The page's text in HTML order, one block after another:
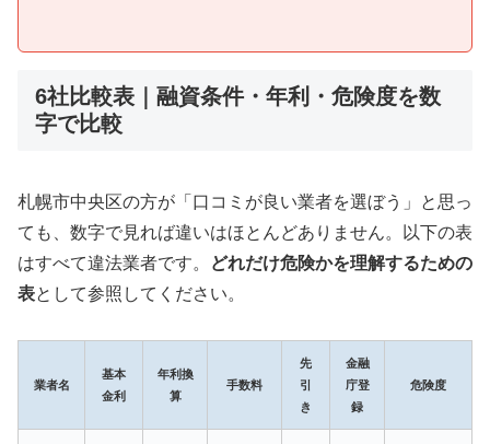
6社比較表｜融資条件・年利・危険度を数
字で比較
札幌市中央区の方が「口コミが良い業者を選ぼう」と思っ
ても、数字で見れば違いはほとんどありません。以下の表
はすべて違法業者です。
どれだけ危険かを理解するための
表として参照してください。
業者名
基本
金利
年利換
算
手数料
先
引
き
金融
庁登
録
危険度